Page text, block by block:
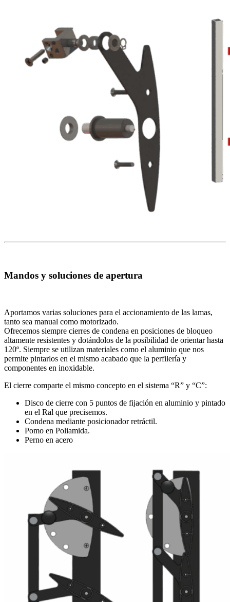
Mandos y soluciones de apertura
Aportamos varias soluciones para el accionamiento de las lamas,
tanto sea manual como motorizado.
Ofrecemos siempre cierres de condena en posiciones de bloqueo
altamente resistentes y dotándolos de la posibilidad de orientar hasta
120º. Siempre se utilizan materiales como el aluminio que nos
permite pintarlos en el mismo acabado que la perfilería y
componentes en inoxidable.
El cierre comparte el mismo concepto en el sistema “R” y “C”:
Disco de cierre con 5 puntos de fijación en aluminio y pintado
en el Ral que precisemos.
Condena mediante posicionador retráctil.
Pomo en Poliamida.
Perno en acero